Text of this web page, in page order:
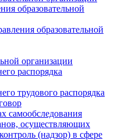
образовательной
образовательной
организации
распорядка
трудового распорядка
самообследования
осуществляющих
(надзор) в сфере